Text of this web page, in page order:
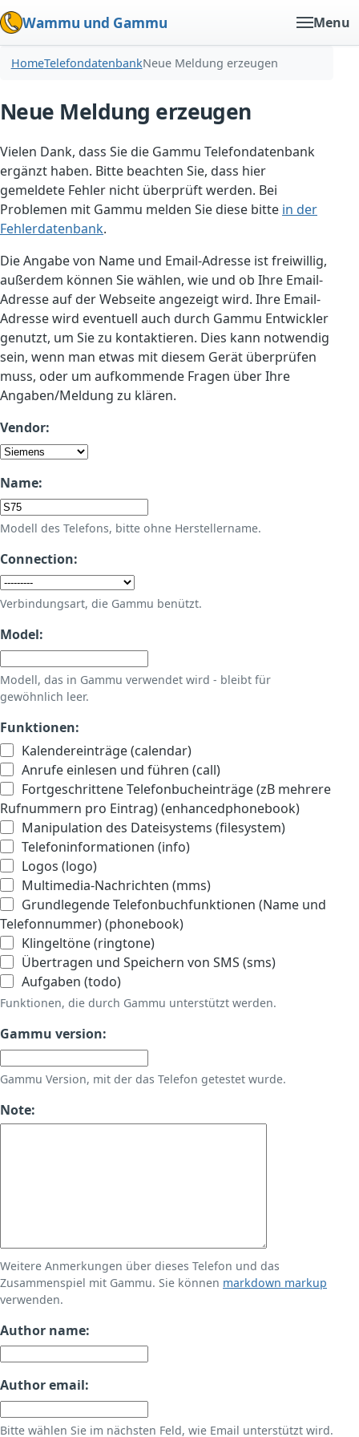
Wammu und Gammu Menu
HomeTelefondatenbankNeue Meldung erzeugen
Neue Meldung erzeugen
Vielen Dank, dass Sie die Gammu Telefondatenbank
ergänzt haben. Bitte beachten Sie, dass hier
gemeldete Fehler nicht überprüft werden. Bei
Problemen mit Gammu melden Sie diese bitte in der
Fehlerdatenbank.
Die Angabe von Name und Email-Adresse ist freiwillig,
außerdem können Sie wählen, wie und ob Ihre Email-
Adresse auf der Webseite angezeigt wird. Ihre Email-
Adresse wird eventuell auch durch Gammu Entwickler
genutzt, um Sie zu kontaktieren. Dies kann notwendig
sein, wenn man etwas mit diesem Gerät überprüfen
muss, oder um aufkommende Fragen über Ihre
Angaben/Meldung zu klären.
Vendor:
Name:
Modell des Telefons, bitte ohne Herstellername.
Connection:
Verbindungsart, die Gammu benützt.
Model:
Modell, das in Gammu verwendet wird - bleibt für
gewöhnlich leer.
Funktionen:
Kalendereinträge (calendar)
Anrufe einlesen und führen (call)
Fortgeschrittene Telefonbucheinträge (zB mehrere
Rufnummern pro Eintrag) (enhancedphonebook)
Manipulation des Dateisystems (filesystem)
Telefoninformationen (info)
Logos (logo)
Multimedia-Nachrichten (mms)
Grundlegende Telefonbuchfunktionen (Name und
Telefonnummer) (phonebook)
Klingeltöne (ringtone)
Übertragen und Speichern von SMS (sms)
Aufgaben (todo)
Funktionen, die durch Gammu unterstützt werden.
Gammu version:
Gammu Version, mit der das Telefon getestet wurde.
Note:
Weitere Anmerkungen über dieses Telefon und das
Zusammenspiel mit Gammu. Sie können markdown markup
verwenden.
Author name:
Author email:
Bitte wählen Sie im nächsten Feld, wie Email unterstützt wird.